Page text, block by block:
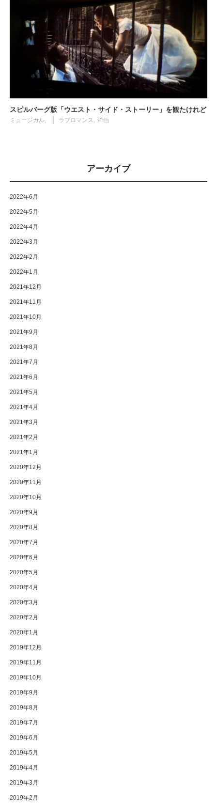
スピルバーグ版「ウエスト・サイド・ストーリー」を観たけれど
ミュージカル ラブロマンス 洋画
アーカイブ
2022年6月
2022年5月
2022年4月
2022年3月
2022年2月
2022年1月
2021年12月
2021年11月
2021年10月
2021年9月
2021年8月
2021年7月
2021年6月
2021年5月
2021年4月
2021年3月
2021年2月
2021年1月
2020年12月
2020年11月
2020年10月
2020年9月
2020年8月
2020年7月
2020年6月
2020年5月
2020年4月
2020年3月
2020年2月
2020年1月
2019年12月
2019年11月
2019年10月
2019年9月
2019年8月
2019年7月
2019年6月
2019年5月
2019年4月
2019年3月
2019年2月